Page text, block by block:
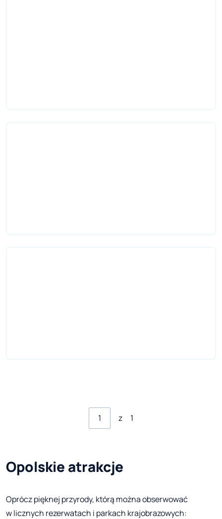
z 1
Opolskie atrakcje
Oprócz pięknej przyrody, którą można obserwować
w licznych rezerwatach i parkach krajobrazowych: